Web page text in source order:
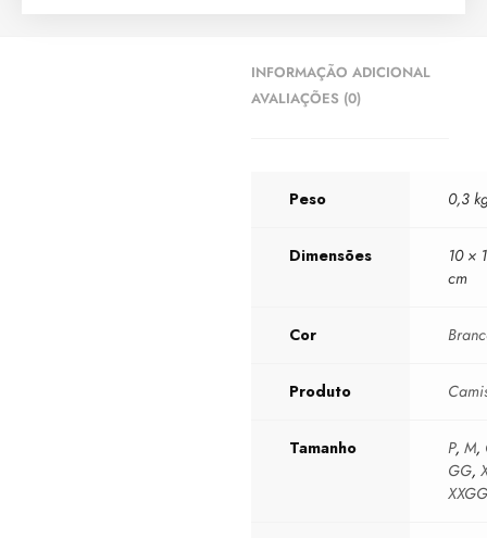
INFORMAÇÃO ADICIONAL
AVALIAÇÕES (0)
Peso 0,3
Dimensões
10 ×
cm
Cor
Produto
Tamanho P,M,
GG,